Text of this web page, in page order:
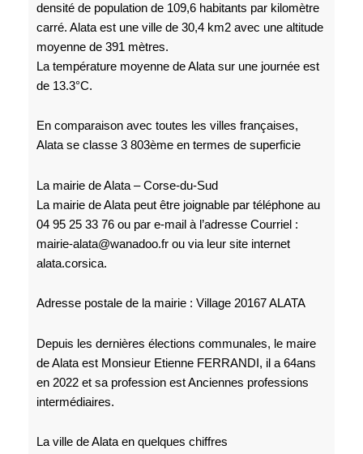
densité de population de 109,6 habitants par kilomètre
carré. Alata est une ville de 30,4 km2 avec une altitude
moyenne de 391 mètres.
La température moyenne de Alata sur une journée est
de 13.3°C.
En comparaison avec toutes les villes françaises,
Alata se classe 3 803ème en termes de superficie
La mairie de Alata – Corse-du-Sud
La mairie de Alata peut être joignable par téléphone au
04 95 25 33 76 ou par e-mail à l’adresse Courriel :
mairie-alata@wanadoo.fr ou via leur site internet
alata.corsica.
Adresse postale de la mairie : Village 20167 ALATA
Depuis les dernières élections communales, le maire
de Alata est Monsieur Etienne FERRANDI, il a 64ans
en 2022 et sa profession est Anciennes professions
intermédiaires.
La ville de Alata en quelques chiffres